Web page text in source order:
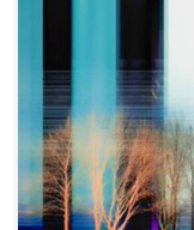
“ Οι Αλκυονίδες
από
21.30 Για ενήλικες,
στις 17.30-21.30 Στο
Ακαδημία
την συμπλήρωση του
παρακολούθησης.